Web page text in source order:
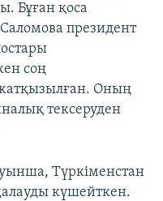
Бұған қоса
президент
соң
Оның
тексеруден
Түркіменстан
күшейткен.